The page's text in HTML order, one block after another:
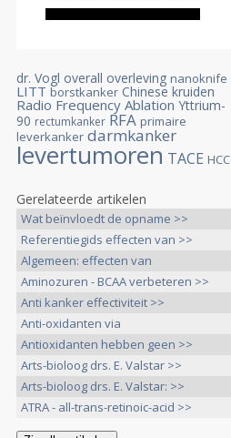
dr. Vogl overall overleving nanoknife
LITT borstkanker Chinese kruiden
Radio Frequency Ablation Yttrium-
90 rectumkanker RFA primaire
leverkanker darmkanker
levertumoren TACE HCC
Gerelateerde artikelen
Wat beïnvloedt de opname >>
Referentiegids effecten van >>
Algemeen: effecten van
voedingswijzen, >>
Aminozuren - BCAA verbeteren >>
Anti kanker effectiviteit >>
Anti-oxidanten via
voedingssupplementen >>
Antioxidanten hebben geen >>
Arts-bioloog drs. E. Valstar >>
Arts-bioloog drs. E. Valstar: >>
ATRA - all-trans-retinoic-acid >>